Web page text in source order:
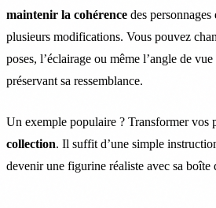
maintenir la cohérence des personnages
plusieurs modifications. Vous pouvez
poses, l’éclairage ou même l’angle de
préservant sa ressemblance.
Un exemple populaire ? Transformer vos
collection. Il suffit d’une simple
devenir une figurine réaliste avec sa boîte